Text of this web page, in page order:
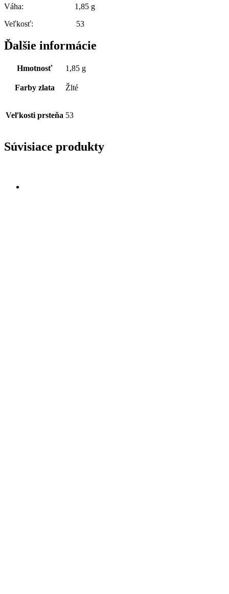
Váha: 1,85 g
Veľkosť: 53
Ďalšie informácie
Hmotnosť 1,85 g
Farby zlata Žlté
Veľkosti prsteňa 53
Súvisiace produkty